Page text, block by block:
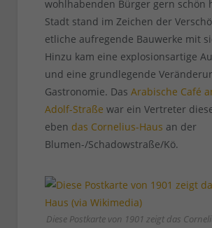
wohlhabenden Bürger gern schön
Stadt stand im Zeichen der
etliche aufregende Bauwerke mit
Hinzu kam eine explosionsartige
und eine grundlegende
Gastronomie. Das Arabische Café
Adolf-Straße war ein Vertreter
eben das Cornelius-Haus an der
Blumen-/Schadowstraße/Kö.
Diese Postkarte von 1901 zeigt das